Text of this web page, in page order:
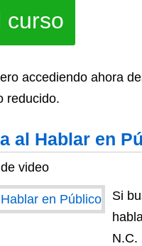
curso
accediendo ahora
reducido.
al Hablar en
video
Si
N.C.